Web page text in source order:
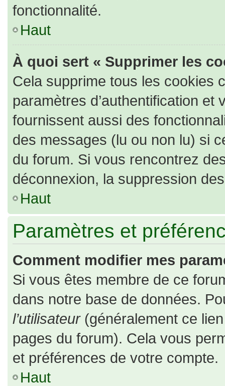
fonctionnalité.
Haut
À quoi sert « Supprimer les
Cela supprime tous les cookies
paramètres d’authentification
fournissent aussi des
des messages (lu ou non lu) si
du forum. Si vous rencontrez
déconnexion, la suppression
Haut
Paramètres et
Comment modifier mes
Si vous êtes membre de ce
dans notre base de données.
l’utilisateur(généralement ce
pages du forum). Cela vous
et préférences de votre compte.
Haut